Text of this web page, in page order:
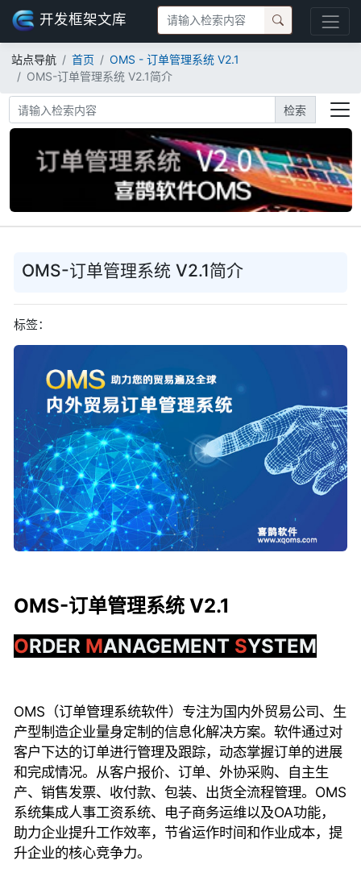
开发框架文库
站点导航 首页
OMS - 订单管理系统 V2.1
OMS-订单管理系统 V2.1简介
检索
OMS-订单管理系统 V2.1简介
标签：
OMS-订单管理系统 V2.1
ORDER MANAGEMENT SYSTEM
OMS（订单管理系统软件）专注为国内外贸易公司、生
产型制造企业量身定制的信息化解决方案。软件通过对
客户下达的订单进行管理及跟踪，动态掌握订单的进展
和完成情况。从客户报价、订单、外协采购、自主生
产、销售发票、收付款、包装、出货全流程管理。OMS
系统集成人事工资系统、电子商务运维以及OA功能，
助力企业提升工作效率，节省运作时间和作业成本，提
升企业的核心竞争力。